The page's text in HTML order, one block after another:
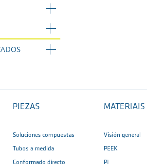
PIEZAS
Soluciones compuestas
Tubos a medida
Conformado directo
MATERIAIS
Visión general
PEEK
PI